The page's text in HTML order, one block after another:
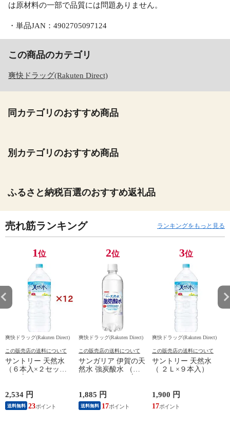
は原材料の一部で品質には問題ありません。
・単品JAN：4902705097124
この商品のカテゴリ
爽快ドラッグ(Rakuten Direct)
同カテゴリのおすすめ商品
別カテゴリのおすすめ商品
ふるさと納税百選のおすすめ返礼品
売れ筋ランキング ランキングをもっと見る
1位
爽快ドラッグ(Rakuten Direct)
この販売店の送料について
サントリー 天然水
（６本入×２セット
（１本２Ｌ））
2,534 円
送料無料 23
2位
爽快ドラッグ(Rakuten Direct)
この販売店の送料について
サンガリア 伊賀の天
然水 強炭酸水 （５
００ｍｌ＊２４本
1,885 円
送料無料 17
3位
爽快ドラッグ(Rakuten Direct)
この販売店の送料について
サントリー 天然水
（ ２Ｌ×９本入）
1,900 円
17